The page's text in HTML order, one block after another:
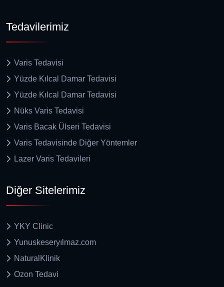
Tedavilerimiz
Varis Tedavisi
Yüzde Kılcal Damar Tedavisi
Yüzde Kılcal Damar Tedavisi
Nüks Varis Tedavisi
Varis Bacak Ülseri Tedavisi
Varis Tedavisinde Diğer Yöntemler
Lazer Varis Tedavileri
Diğer Sitelerimiz
YKY Clinic
Yunuskeseryılmaz.com
NaturalKlinik
Ozon Tedavi